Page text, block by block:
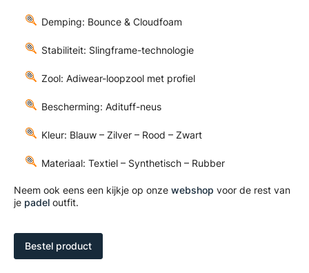
Demping: Bounce & Cloudfoam
Stabiliteit: Slingframe-technologie
Zool: Adiwear-loopzool met profiel
Bescherming: Adituff-neus
Kleur: Blauw – Zilver – Rood – Zwart
Materiaal: Textiel – Synthetisch – Rubber
Neem ook eens een kijkje op onze webshop voor de rest van
je padel outfit.
Bestel product